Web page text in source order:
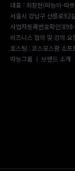
대표 : 최창현(따능이-따
서울시 강남구 선릉로
사업자등록번호확인
비즈니스 협의 및 강의
호스팅 : 코스모스팜 소프
따능그룹 ㅣ 브랜드 소개